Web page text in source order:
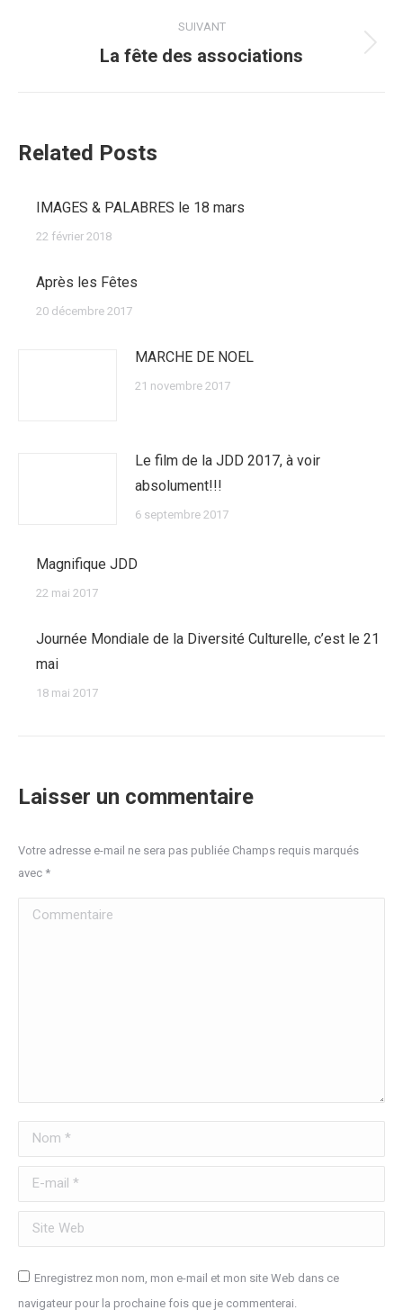
:
SUIVANT
Article
La fête des associations
Related Posts
IMAGES & PALABRES le 18 mars
22 février 2018
Après les Fêtes
20 décembre 2017
MARCHE DE NOEL
21 novembre 2017
Le film de la JDD 2017, à voir
absolument!!!
6 septembre 2017
Magnifique JDD
22 mai 2017
Journée Mondiale de la Diversité Culturelle, c’est le 21
mai
18 mai 2017
Laisser un commentaire
Votre adresse e-mail ne sera pas publiée Champs requis marqués
avec *
Commentaire
Nom *
E-mail *
Site Web
Enregistrez mon nom, mon e-mail et mon site Web dans ce
navigateur pour la prochaine fois que je commenterai.